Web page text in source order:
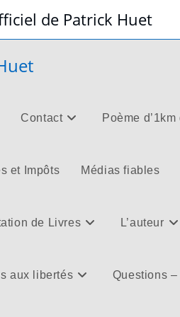
de Patrick Huet
Contact Poème
et Impôts Médias fiables
de Livres L’auteur
aux libertés Questions